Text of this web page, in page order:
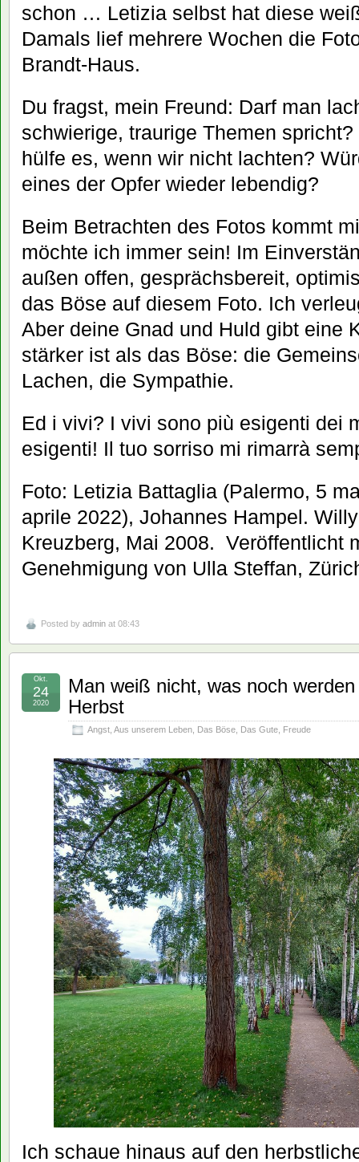
schon … Letizia selbst hat diese
Damals lief mehrere Wochen die
Brandt-Haus.
Du fragst, mein Freund: Darf man
schwierige, traurige Themen
hülfe es, wenn wir nicht lachten?
eines der Opfer wieder lebendig?
Beim Betrachten des Fotos kommt
möchte ich immer sein! Im
außen offen, gesprächsbereit,
das Böse auf diesem Foto. Ich
Aber deine Gnad und Huld gibt eine
stärker ist als das Böse: die
Lachen, die Sympathie.
Ed i vivi? I vivi sono più esigenti dei
esigenti! Il tuo sorriso mi rimarrà
Foto: Letizia Battaglia (Palermo, 5
aprile 2022), Johannes Hampel.
Kreuzberg, Mai 2008. Veröffentlicht
Genehmigung von Ulla Steffan,
Posted by admin at 08:43
Man weiß nicht, was noch
Herbst
Angst Aus unserem Leben Das Böse Das Gute Freude
Okt.
24
2020
Ich schaue hinaus auf den